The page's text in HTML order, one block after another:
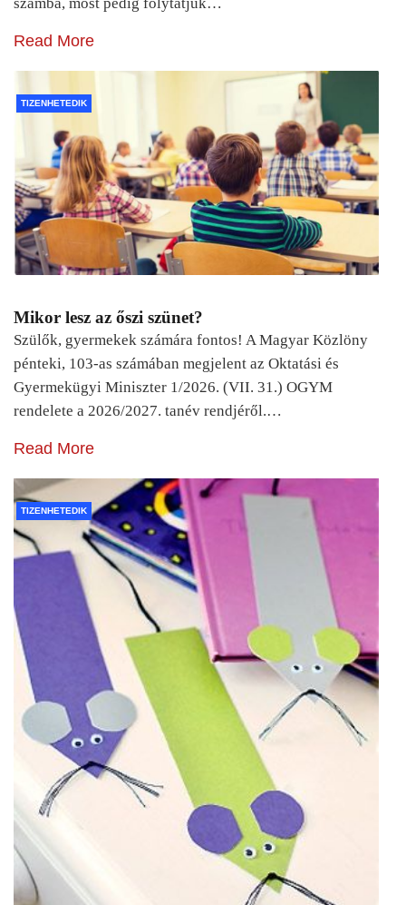
Read More
TIZENHETEDIK
Mikor lesz az őszi szünet?
Szülők, gyermekek számára fontos! A Magyar Közlöny
pénteki, 103-as számában megjelent az Oktatási és
Gyermekügyi Miniszter 1/2026. (VII. 31.) OGYM
rendelete a 2026/2027. tanév rendjéről.…
Read More
TIZENHETEDIK